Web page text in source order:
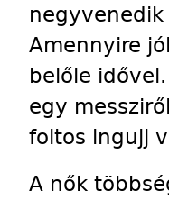
Amennyire
belőle
egy
foltos ingujj
A nők